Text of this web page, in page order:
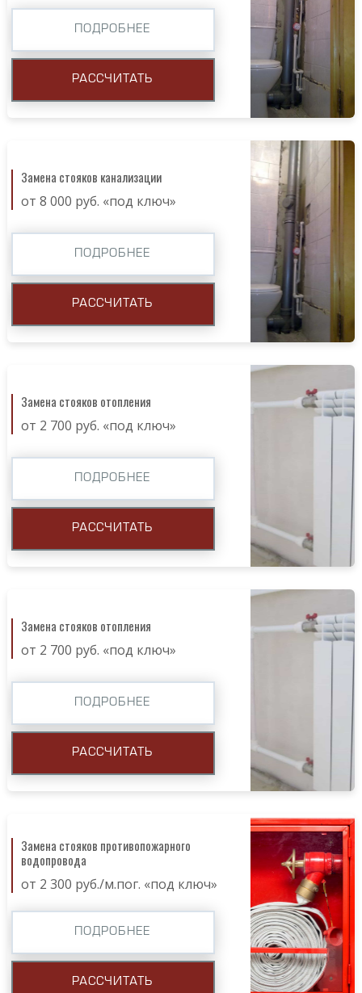
ПОДРОБНЕЕ
РАССЧИТАТЬ
Замена стояков канализации
от 8 000 руб. «под ключ»
ПОДРОБНЕЕ
РАССЧИТАТЬ
Замена стояков отопления
от 2 700 руб. «под ключ»
ПОДРОБНЕЕ
РАССЧИТАТЬ
Замена стояков отопления
от 2 700 руб. «под ключ»
ПОДРОБНЕЕ
РАССЧИТАТЬ
Замена стояков противопожарного
водопровода
от 2 300 руб./м.пог. «под ключ»
ПОДРОБНЕЕ
РАССЧИТАТЬ